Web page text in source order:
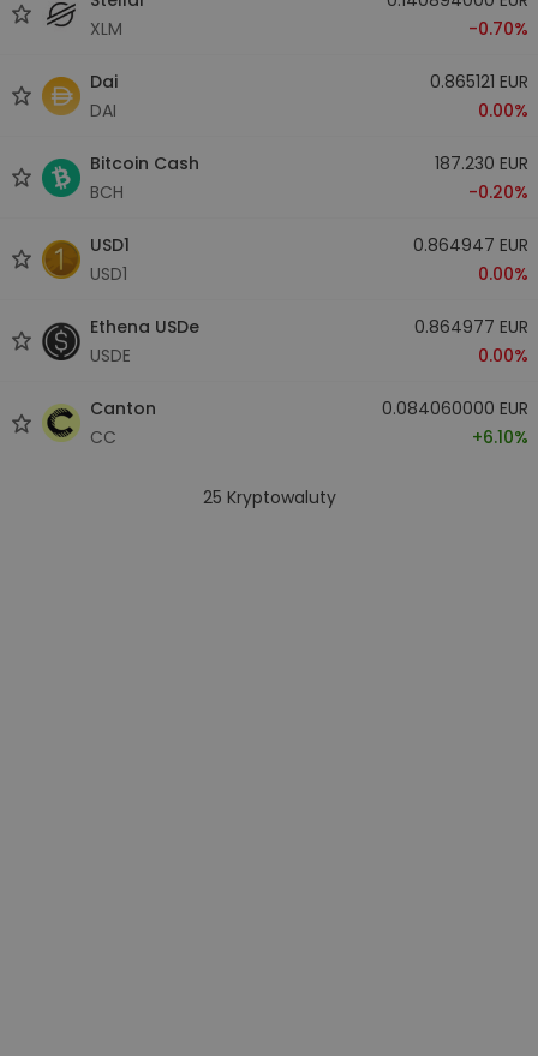
XLM
-0.70%
Dai
DAI
0.865121 EUR
0.00%
Bitcoin Cash
BCH
187.230 EUR
-0.20%
USD1
USD1
0.864947 EUR
0.00%
Ethena USDe
USDE
0.864977 EUR
0.00%
Canton
CC
0.084060000 EUR
+6.10%
25 Kryptowaluty